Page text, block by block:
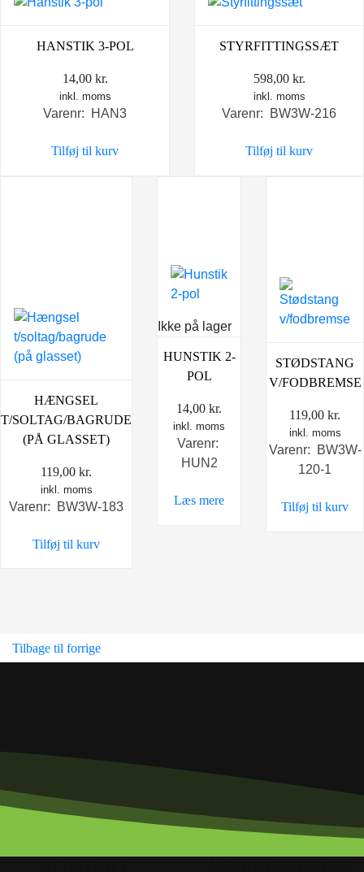
HANSTIK 3-POL
14,00 kr.
inkl. moms
Varenr: HAN3
Tilføj til kurv
STYRFITTINGSSÆT
598,00 kr.
inkl. moms
Varenr: BW3W-216
Tilføj til kurv
HÆNGSEL
T/SOLTAG/BAGRUDE
(PÅ GLASSET)
119,00 kr.
inkl. moms
Varenr: BW3W-183
Tilføj til kurv
Ikke på lager
HUNSTIK 2-
POL
14,00 kr.
inkl. moms
Varenr:
HUN2
Læs mere
STØDSTANG
V/FODBREMSE
119,00 kr.
inkl. moms
Varenr: BW3W-
120-1
Tilføj til kurv
Tilbage til forrige